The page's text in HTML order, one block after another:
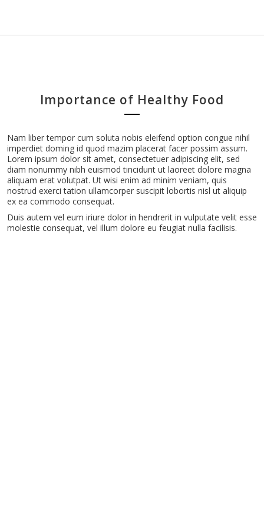
Importance of Healthy Food
Nam liber tempor cum soluta nobis eleifend option congue nihil
imperdiet doming id quod mazim placerat facer possim assum.
Lorem ipsum dolor sit amet, consectetuer adipiscing elit, sed
diam nonummy nibh euismod tincidunt ut laoreet dolore magna
aliquam erat volutpat. Ut wisi enim ad minim veniam, quis
nostrud exerci tation ullamcorper suscipit lobortis nisl ut aliquip
ex ea commodo consequat.
Duis autem vel eum iriure dolor in hendrerit in vulputate velit esse
molestie consequat, vel illum dolore eu feugiat nulla facilisis.